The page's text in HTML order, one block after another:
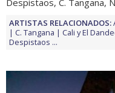
Despistaos, C. Tangana,
ARTISTAS RELACIONADOS:
C. Tangana
Cali y El
Despistaos ...